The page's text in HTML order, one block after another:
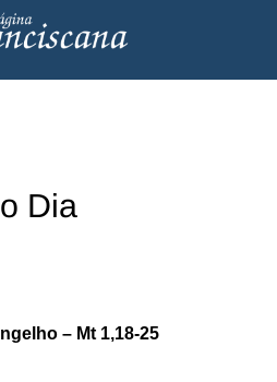
Dia
– Mt 1,18-25